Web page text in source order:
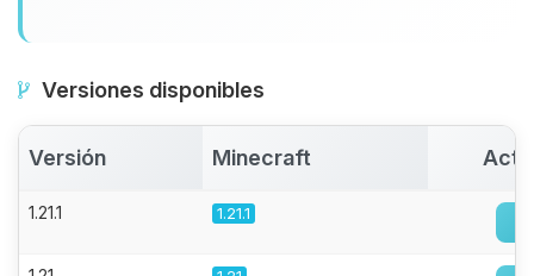
Versiones disponibles
Versión Minecraft
1.21.1 1.21.1